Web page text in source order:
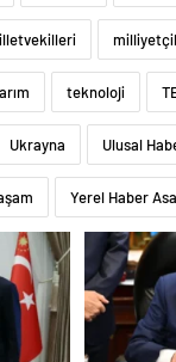
teknoloji
Ukrayna Ulusal
Yerel Haber